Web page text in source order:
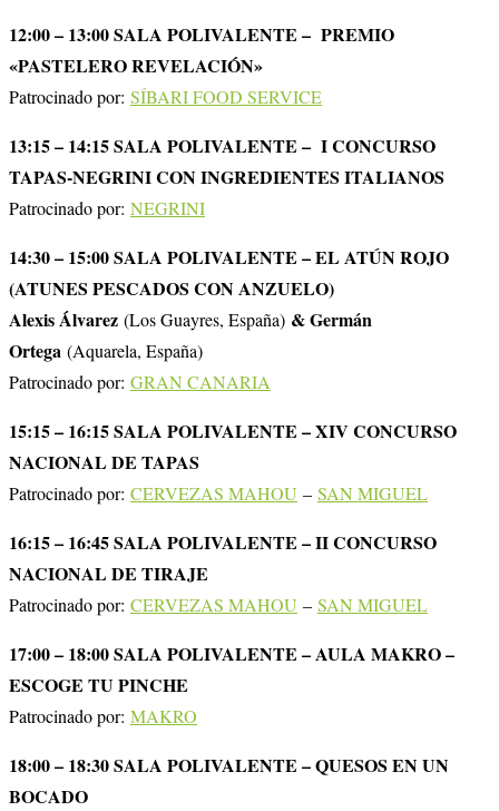
12:00 – 13:00 SALA POLIVALENTE – PREMIO
«PASTELERO REVELACIÓN»
Patrocinado por: SÍBARI FOOD SERVICE
13:15 – 14:15 SALA POLIVALENTE – I CONCURSO
TAPAS-NEGRINI CON INGREDIENTES ITALIANOS
Patrocinado por: NEGRINI
14:30 – 15:00 SALA POLIVALENTE – EL ATÚN ROJO
(ATUNES PESCADOS CON ANZUELO)
Alexis Álvarez (Los Guayres, España) & Germán
Ortega (Aquarela, España)
Patrocinado por: GRAN CANARIA
15:15 – 16:15 SALA POLIVALENTE – XIV CONCURSO
NACIONAL DE TAPAS
Patrocinado por: CERVEZAS MAHOU – SAN MIGUEL
16:15 – 16:45 SALA POLIVALENTE – II CONCURSO
NACIONAL DE TIRAJE
Patrocinado por: CERVEZAS MAHOU – SAN MIGUEL
17:00 – 18:00 SALA POLIVALENTE – AULA MAKRO –
ESCOGE TU PINCHE
Patrocinado por: MAKRO
18:00 – 18:30 SALA POLIVALENTE – QUESOS EN UN
BOCADO